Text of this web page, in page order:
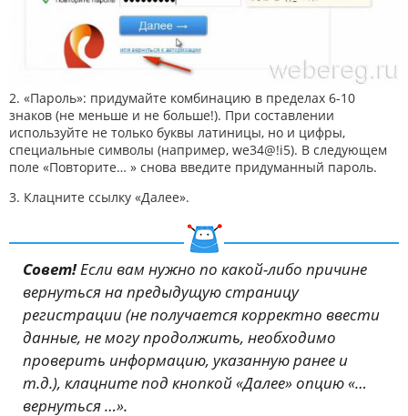
2. «Пароль»: придумайте комбинацию в пределах 6-10
знаков (не меньше и не больше!). При составлении
используйте не только буквы латиницы, но и цифры,
специальные символы (например, we34@!i5). В следующем
поле «Повторите… » снова введите придуманный пароль.
3. Клацните ссылку «Далее».
Совет!Если вам нужно по какой-либо причине
вернуться на предыдущую страницу
регистрации (не получается корректно ввести
данные, не могу продолжить, необходимо
проверить информацию, указанную ранее и
т.д.), клацните под кнопкой «Далее» опцию «…
вернуться …».